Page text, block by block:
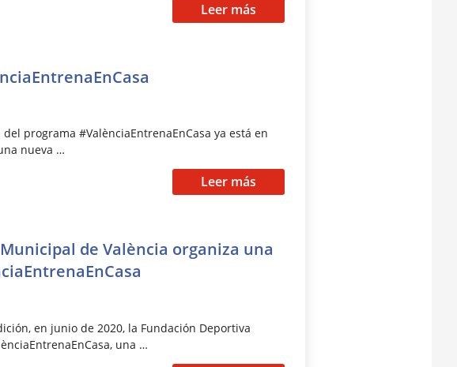
Leer más
programa #ValènciaEntrenaEnCasa ya está en
nueva …
Leer más
de València organiza una
en junio de 2020, la Fundación Deportiva
una …